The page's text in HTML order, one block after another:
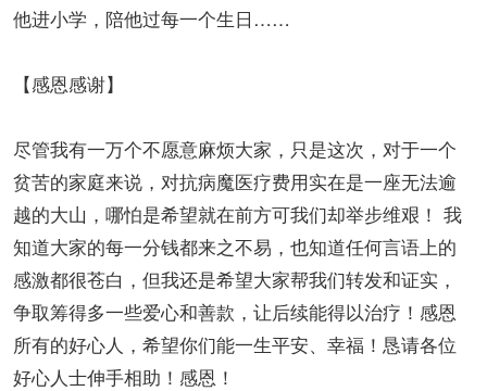
他进小学，陪他过每一个生日……
【感恩感谢】
尽管我有一万个不愿意麻烦大家，只是这次，对于一个
贫苦的家庭来说，对抗病魔医疗费用实在是一座无法逾
越的大山，哪怕是希望就在前方可我们却举步维艰！ 我
知道大家的每一分钱都来之不易，也知道任何言语上的
感激都很苍白，但我还是希望大家帮我们转发和证实，
争取筹得多一些爱心和善款，让后续能得以治疗！感恩
所有的好心人，希望你们能一生平安、幸福！恳请各位
好心人士伸手相助！感恩！